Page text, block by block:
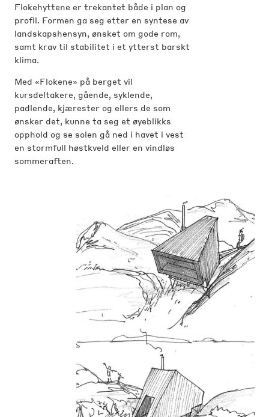
Flokehyttene er trekantet både i plan og
profil. Formen ga seg etter en syntese av
landskapshensyn, ønsket om gode rom,
samt krav til stabilitet i et ytterst barskt
klima.
Med «Flokene» på berget vil
kursdeltakere, gående, syklende,
padlende, kjærester og ellers de som
ønsker det, kunne ta seg et øyeblikks
opphold og se solen gå ned i havet i vest
en stormfull høstkveld eller en vindløs
sommeraften.